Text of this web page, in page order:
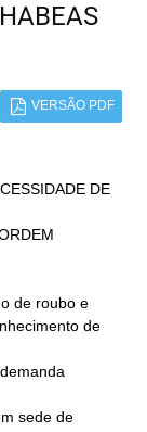
VERSÃO PDF
DE